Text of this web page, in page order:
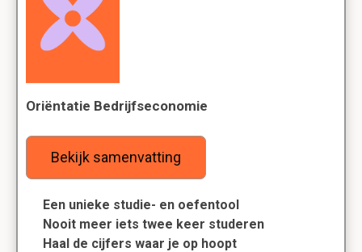
Oriëntatie Bedrijfseconomie
Bekijk samenvatting
Een unieke studie- en oefentool
Nooit meer iets twee keer studeren
Haal de cijfers waar je op hoopt